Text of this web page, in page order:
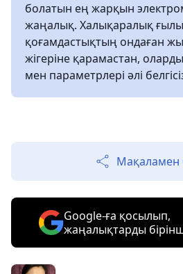
болатын ең жарқын
жаңалық. Халықаралық
қоғамдастықтың ондаған
жігеріне қарамастан,
мен параметрлері әлі
Мақаламен
Google-ға қосылып,
жаңалықтарды